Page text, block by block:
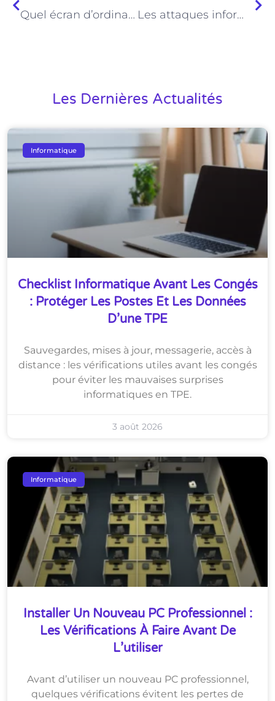
Quel écran d’ordinateur choisir ? Les attaques informatiques les plus courantes et comment se protéger
Les Dernières Actualités
Informatique
Checklist Informatique Avant Les Congés
: Protéger Les Postes Et Les Données
D’une TPE
Sauvegardes, mises à jour, messagerie, accès à
distance : les vérifications utiles avant les congés
pour éviter les mauvaises surprises
informatiques en TPE.
3 août 2026
Informatique
Installer Un Nouveau PC Professionnel :
Les Vérifications À Faire Avant De
L’utiliser
Avant d’utiliser un nouveau PC professionnel,
quelques vérifications évitent les pertes de